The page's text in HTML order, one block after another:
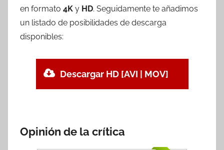
en formato 4K y HD. Seguidamente te añadimos
un listado de posibilidades de descarga
disponibles:
Descargar HD [AVI | MOV]
Opinión de la crítica